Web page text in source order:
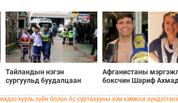
Тайландын нэгэн
сургуульд буудалцаан
болон халдлага үйлдсэн
Афганистаны
боксчин Шариф
чемоданд хийж
хууль зүйн болон ёс суртахууны хэм хэмжээг